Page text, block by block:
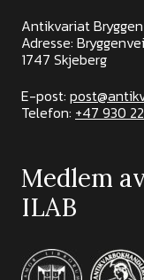
Antikvariat
Adresse:
1747 Skjeberg
E-post:
Telefon: +47 930
Medlem
ILAB